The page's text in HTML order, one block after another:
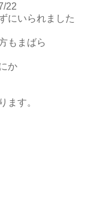
22
にいられました
もまばら
か
ます。